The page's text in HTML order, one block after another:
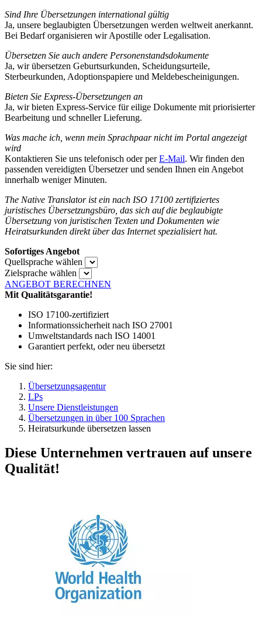
Sind Ihre Übersetzungen international gültig
Ja, unsere beglaubigten Übersetzungen werden weltweit anerkannt.
Bei Bedarf organisieren wir Apostille oder Legalisation.
Übersetzen Sie auch andere Personenstandsdokumente
Ja, wir übersetzen Geburtsurkunden, Scheidungsurteile,
Sterbeurkunden, Adoptionspapiere und Meldebescheinigungen.
Bieten Sie Express-Übersetzungen an
Ja, wir bieten Express-Service für eilige Dokumente mit priorisierter
Bearbeitung und schneller Lieferung.
Was mache ich, wenn mein Sprachpaar nicht im Portal angezeigt
wird
Kontaktieren Sie uns telefonisch oder perE-Mail. Wir finden den
passenden vereidigten Übersetzer und senden Ihnen ein Angebot
innerhalb weniger Minuten.
The Native Translator ist ein nach ISO 17100 zertifiziertes
juristisches Übersetzungsbüro, das sich auf die beglaubigte
Übersetzung von juristischen Texten und Dokumenten wie
Heiratsurkunden direkt über das Internet spezialisiert hat.
Sofortiges Angebot
Quellsprache wählen
Zielsprache wählen
ANGEBOT BERECHNEN
Mit Qualitätsgarantie!
ISO 17100-zertifiziert
Informationssicherheit nach ISO 27001
Umweltstandards nach ISO 14001
Garantiert perfekt, oder neu übersetzt
Sie sind hier:
Übersetzungsagentur
LPs
Unsere Dienstleistungen
Übersetzungen in über 100 Sprachen
Heiratsurkunde übersetzen lassen
Diese Unternehmen vertrauen auf unsere
Qualität!